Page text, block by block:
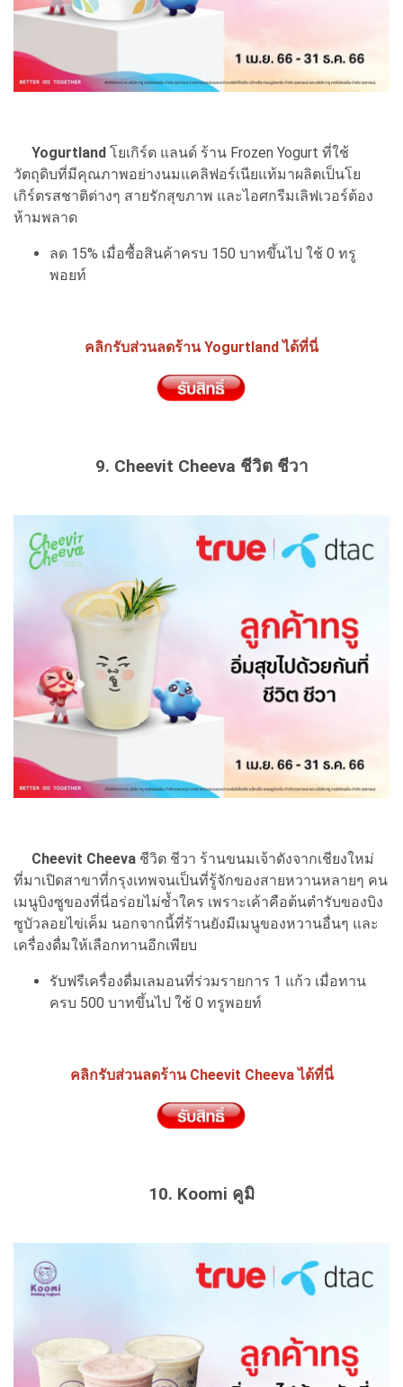
Yogurtland โยเกิร์ต แลนด์ ร้าน Frozen Yogurt ที่ใช้
วัตถุดิบที่มีคุณภาพอย่างนมแคลิฟอร์เนียแท้มาผลิตเป็นโย
เกิร์ตรสชาติต่างๆ สายรักสุขภาพ และไอศกรีมเลิฟเวอร์ต้อง
ห้ามพลาด
ลด 15% เมื่อซื้อสินค้าครบ 150 บาทขึ้นไป ใช้ 0 ทรู
พอยท์
คลิกรับส่วนลดร้าน Yogurtland ได้ที่นี่
9. Cheevit Cheeva ชีวิต ชีวา
Cheevit Cheeva ชีวิต ชีวา ร้านขนมเจ้าดังจากเชียงใหม่
ที่มาเปิดสาขาที่กรุงเทพจนเป็นที่รู้จักของสายหวานหลายๆ คน
เมนูบิงซูของที่นี่อร่อยไม่ซ้ำใคร เพราะเค้าคือต้นตำรับของบิง
ซูบัวลอยไข่เค็ม นอกจากนี้ที่ร้านยังมีเมนูของหวานอื่นๆ และ
เครื่องดื่มให้เลือกทานอีกเพียบ
รับฟรีเครื่องดื่มเลมอนที่ร่วมรายการ 1 แก้ว เมื่อทาน
ครบ 500 บาทขึ้นไป ใช้ 0 ทรูพอยท์
คลิกรับส่วนลดร้าน Cheevit Cheeva ได้ที่นี่
10. Koomi คูมิ